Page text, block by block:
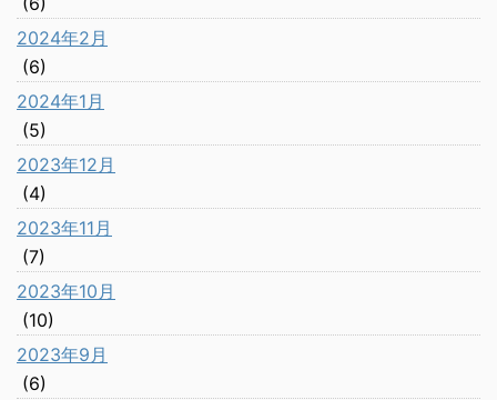
2024年2月
(6)
2024年1月
(5)
2023年12月
(4)
2023年11月
(7)
2023年10月
(10)
2023年9月
(6)